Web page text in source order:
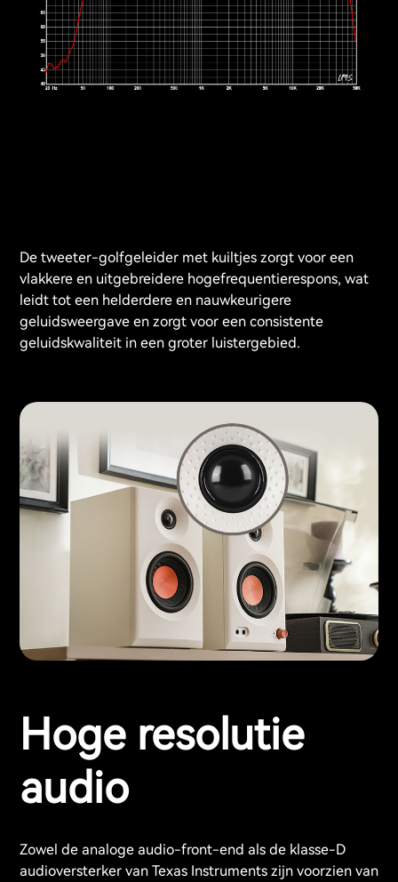
De tweeter-golfgeleider met kuiltjes zorgt voor een
vlakkere en uitgebreidere hogefrequentierespons, wat
leidt tot een helderdere en nauwkeurigere
geluidsweergave en zorgt voor een consistente
geluidskwaliteit in een groter luistergebied.
Hoge resolutie
audio
Zowel de analoge audio-front-end als de klasse-D
audioversterker van Texas Instruments zijn voorzien van